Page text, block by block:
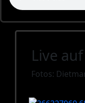
Live
Fotos: